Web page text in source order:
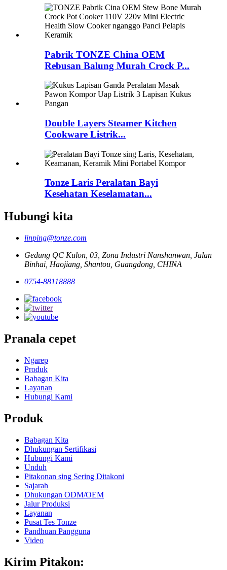
Pabrik TONZE China OEM
Rebusan Balung Murah Crock P...
Double Layers Steamer Kitchen
Cookware Listrik...
Tonze Laris Peralatan Bayi
Kesehatan Keselamatan...
Hubungi kita
linping@tonze.com
Gedung QC Kulon, 03, Zona Industri Nanshanwan, Jalan
Binhai, Haojiang, Shantou, Guangdong, CHINA
0754-88118888
Pranala cepet
Ngarep
Produk
Babagan Kita
Layanan
Hubungi Kami
Produk
Babagan Kita
Dhukungan Sertifikasi
Hubungi Kami
Unduh
Pitakonan sing Sering Ditakoni
Sajarah
Dhukungan ODM/OEM
Jalur Produksi
Layanan
Pusat Tes Tonze
Pandhuan Pangguna
Video
Kirim Pitakon: